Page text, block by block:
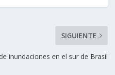
SIGUIENTE
inundaciones en el sur de Brasil